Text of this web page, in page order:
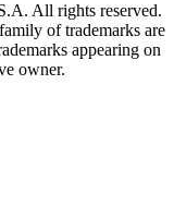
All rights reserved.
of trademarks are
appearing on
owner.